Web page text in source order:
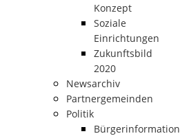
Konzept
Soziale
Einrichtungen
Zukunftsbild
2020
Newsarchiv
Partnergemeinden
Politik